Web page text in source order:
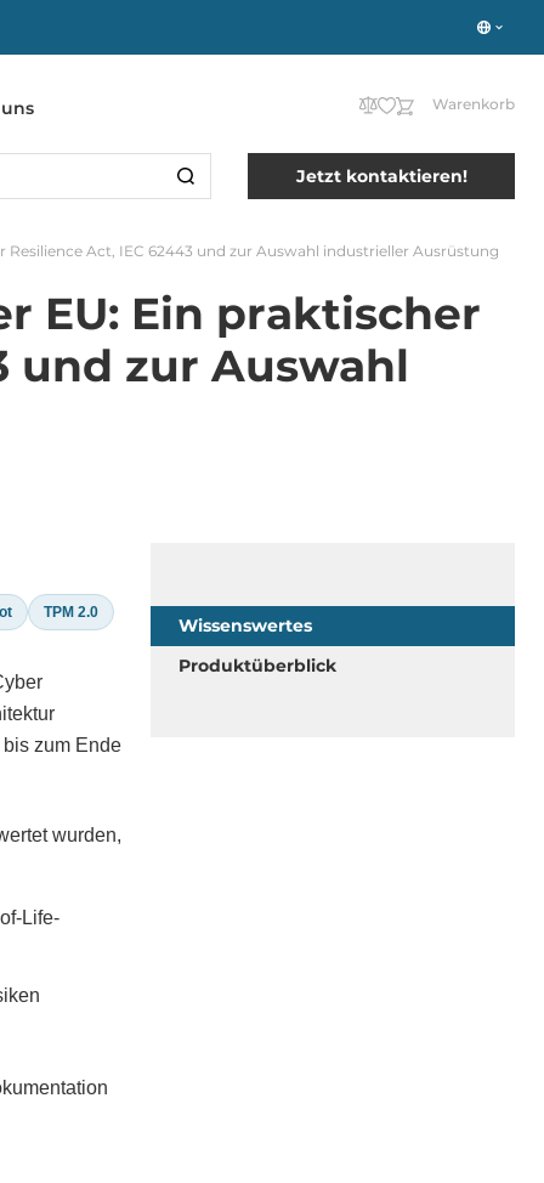
Warenkorb
Jetzt kontaktieren!
Act, IEC 62443 und zur Auswahl industrieller Ausrüstung
EU: Ein praktischer
und zur Auswahl
TPM 2.0
zum Ende
wurden,
Life-
Wissenswertes
Produktüberblick